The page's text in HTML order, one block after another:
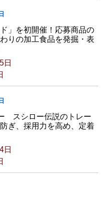
」を初開催！応募商品の
りの加工食品を発掘・表
日
スシロー伝説のトレー
ぎ、採用力を高め、定着
日